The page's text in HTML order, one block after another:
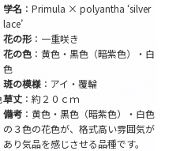
学名 ：Primula × polyantha ‘silver
lace’
花の形 ：一重咲き
花の色 ：黄色・黒色（暗紫色）・白
色
斑の模様 ：アイ・覆輪
草丈 ：約２０ｃｍ
備考 ：黄色・黒色（暗紫色）・白色
の３色の花色が、格式高い雰囲気が
あり気品を感じさせる品種です。